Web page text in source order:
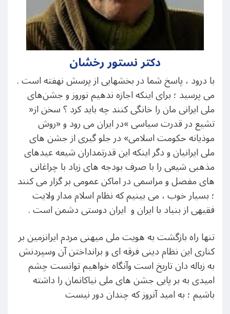
دکتر نستور رخشان
با درود ، پاسخ شما در بخشهایی از پرسش نهفته است .
می پرسید ؛ برای اینکه اجازه ندهیم نوروز و جشن‌های
ملی ایرانی مان را خانگی کنند چه باید کرد ؟ سخن از«
تشیع در قدرت سیاسی »در ایران می رود و «روش
موذیانه حکومت اسلامی» در جلو گیری از جشن های
ملی ایرانیان و دگر اینکه این قدرتمداران شیعه عیدهای
مذهبی شیعی را با صرف بودجه های زیاد با چراغانی
های مفصل و مراسمی در اماکن عمومی بر گزار می کنند
؛ بسیار خوب ، می بینیم که نظام اسلام مدار ولایت
فقیهی از بنیاد با ایران و ‌ایران دوستی دشمن است .
تنها راه بازگشت به هویت ملی ‌میهنی مردم ایرانزمین بر
کناری این نظام دینی فرقه ای و برانداختن آن وسپردنش
به زباله دان تاریخ است وآنگاه خواهیم توانست چشم
امیدی به بر پایی جشن های ملی نیاکانمان را داشته
باشیم ؛ به امید آنروز که چندان دور نیست